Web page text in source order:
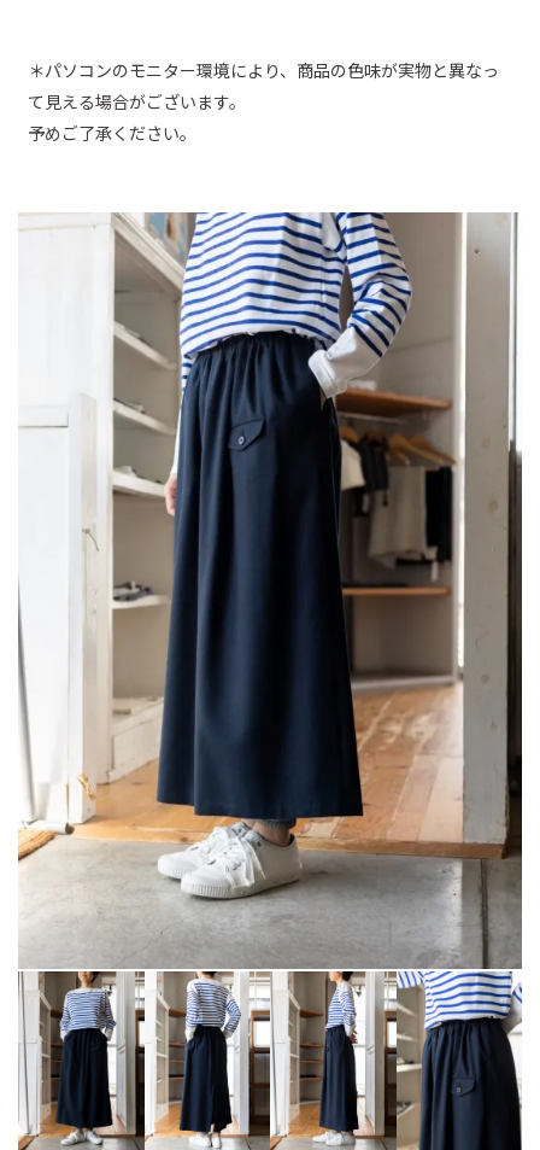
＊パソコンのモニター環境により、商品の色味が実物と異なっ
て見える場合がございます。
予めご了承ください。